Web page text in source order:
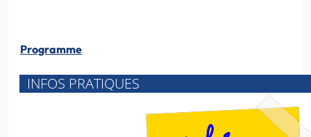
Programme
INFOS PRATIQUES